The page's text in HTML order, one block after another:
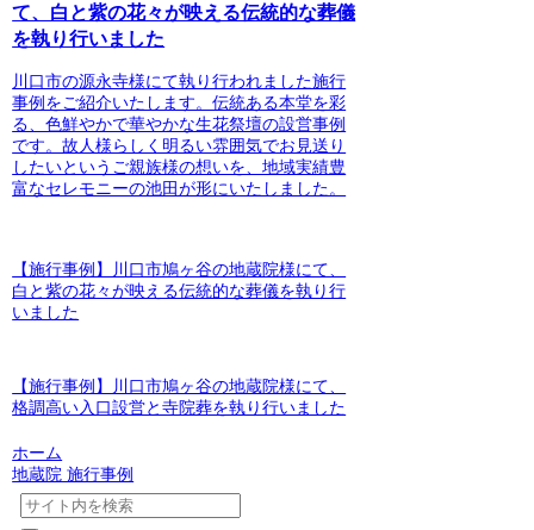
て、白と紫の花々が映える伝統的な葬儀
を執り行いました
川口市の源永寺様にて執り行われました施行
事例をご紹介いたします。伝統ある本堂を彩
る、色鮮やかで華やかな生花祭壇の設営事例
です。故人様らしく明るい雰囲気でお見送り
したいというご親族様の想いを、地域実績豊
富なセレモニーの池田が形にいたしました。
【施行事例】川口市鳩ヶ谷の地蔵院様にて、
白と紫の花々が映える伝統的な葬儀を執り行
いました
【施行事例】川口市鳩ヶ谷の地蔵院様にて、
格調高い入口設営と寺院葬を執り行いました
ホーム
地蔵院 施行事例